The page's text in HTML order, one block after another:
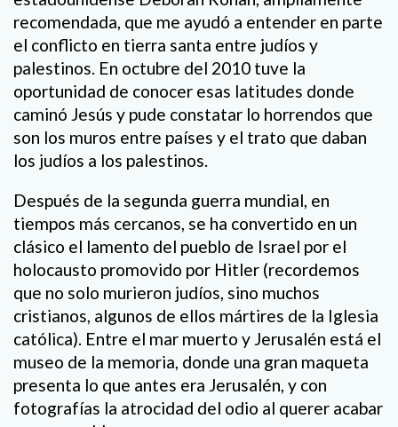
recomendada, que me ayudó a entender en parte
el conflicto en tierra santa entre judíos y
palestinos. En octubre del 2010 tuve la
oportunidad de conocer esas latitudes donde
caminó Jesús y pude constatar lo horrendos que
son los muros entre países y el trato que daban
los judíos a los palestinos.
Después de la segunda guerra mundial, en
tiempos más cercanos, se ha convertido en un
clásico el lamento del pueblo de Israel por el
holocausto promovido por Hitler (recordemos
que no solo murieron judíos, sino muchos
cristianos, algunos de ellos mártires de la Iglesia
católica). Entre el mar muerto y Jerusalén está el
museo de la memoria, donde una gran maqueta
presenta lo que antes era Jerusalén, y con
fotografías la atrocidad del odio al querer acabar